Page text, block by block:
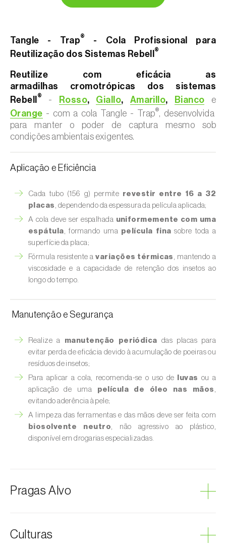
Tangle - Trap® - Cola Profissional para
Reutilização dos Sistemas Rebell
®
Reutilize com eficácia as
armadilhas cromotrópicas dos sistemas
Rebell
® - Rosso, Giallo, Amarillo, Bianco
e
Orange - com a cola Tangle - Trap®, desenvolvida
para manter o poder de captura mesmo sob
condições ambientais exigentes.
Aplicação e Eficiência
Cada tubo (156 g) permite revestir entre 16 a 32
placas , dependendo da espessura da película aplicada;
A cola deve ser espalhada uniformemente com uma
espátula , formando uma película fina sobre toda a
superfície da placa;
Fórmula resistente avariações térmicas
, mantendo a
viscosidade e a capacidade de retenção dos insetos ao
longo do tempo.
Manutenção e Segurança
Realize a manutenção periódica das placas para
evitar perda de eficácia devido à acumulação de poeiras ou
resíduos de insetos;
Para aplicar a cola, recomenda-se o uso de
luvas ou a
aplicação de uma película de óleo nas mãos ,
evitando aderência à pele;
A limpeza das ferramentas e das mãos deve ser feita com
biosolvente neutro, não agressivo ao plástico,
disponível em drogarias especializadas.
Pragas Alvo
Cochonilha-vermelha-dos-citrinos
Culturas